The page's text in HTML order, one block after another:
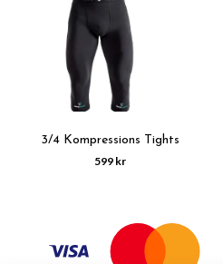
3/4 Kompressions Tights
599 kr